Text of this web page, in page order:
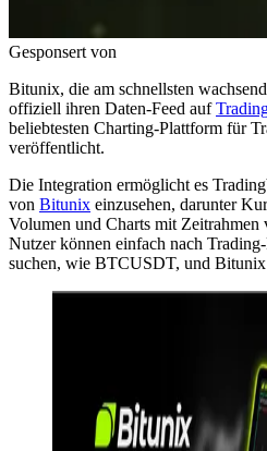
Gesponsert von
Bitunix, die am schnellsten
offiziell ihren Daten-Feed auf
beliebtesten Charting-Plattform für
veröffentlicht.
Die Integration ermöglicht es
von Bitunix einzusehen, darunter
Volumen und Charts mit Zeitrahmen
Nutzer können einfach nach
suchen, wie BTCUSDT, und Bitunix